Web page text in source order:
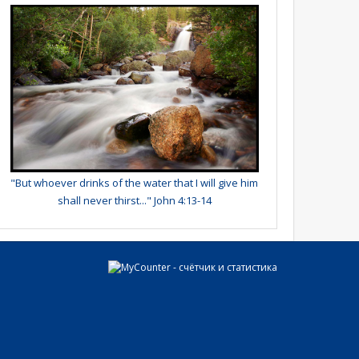
"But whoever drinks of the water that I will give him
shall never thirst..." John 4:13-14